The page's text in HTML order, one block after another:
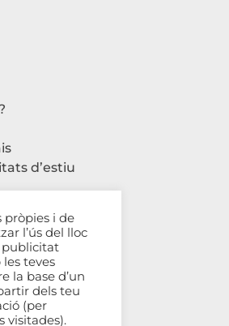
d’estiu
2n
i de
l’ús del lloc
publicitat
teves
la base d’un
dels teu
(per
visitades).